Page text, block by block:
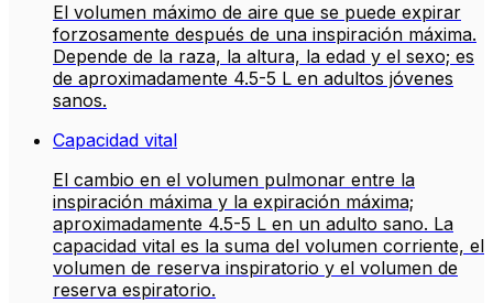
El volumen máximo de aire que se puede expirar
forzosamente después de una inspiración máxima.
Depende de la raza, la altura, la edad y el sexo; es
de aproximadamente 4.5-5 L en adultos jóvenes
sanos.
Capacidad vital
El cambio en el volumen pulmonar entre la
inspiración máxima y la expiración máxima;
aproximadamente 4.5-5 L en un adulto sano. La
capacidad vital es la suma del volumen corriente, el
volumen de reserva inspiratorio y el volumen de
reserva espiratorio.